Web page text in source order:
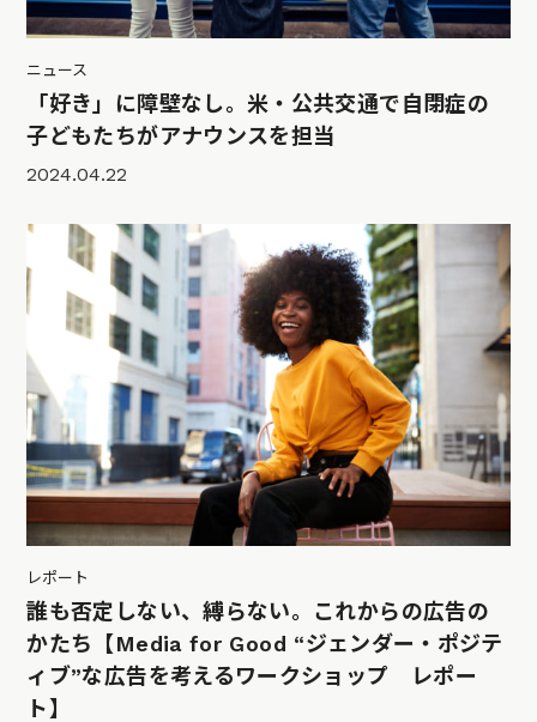
ニュース
「好き」に障壁なし。米・公共交通で自閉症の
子どもたちがアナウンスを担当
2024.04.22
レポート
誰も否定しない、縛らない。これからの広告の
かたち【Media for Good “ジェンダー・ポジテ
ィブ”な広告を考えるワークショップ レポー
ト】